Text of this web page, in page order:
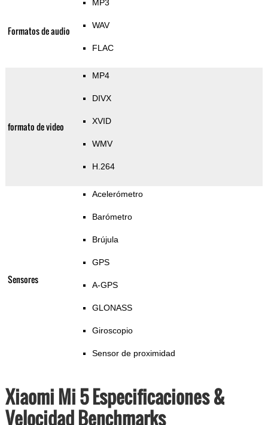
Formatos de audio
MP3
WAV
FLAC
formato de video
MP4
DIVX
XVID
WMV
H.264
Sensores
Acelerómetro
Barómetro
Brújula
GPS
A-GPS
GLONASS
Giroscopio
Sensor de proximidad
Xiaomi Mi 5 Especificaciones &
Velocidad Benchmarks